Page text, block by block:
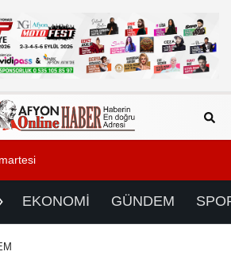
EKONOMİ GÜNDEM